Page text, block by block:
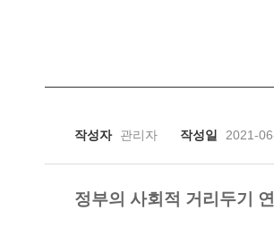
작성자 관리자 작성일 2021-
정부의 사회적 거리두기